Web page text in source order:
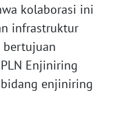
kolaborasi ini
infrastruktur
Enjiniring
enjiniring